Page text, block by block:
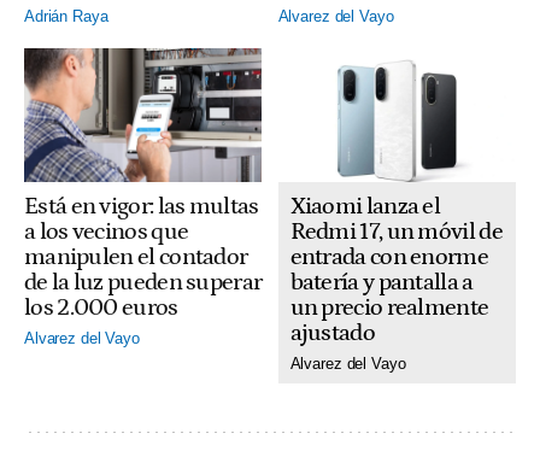
Adrián Raya Alvarez del Vayo
Está en vigor: las multas
a los vecinos que
manipulen el contador
de la luz pueden superar
los 2.000 euros
Alvarez del Vayo
Xiaomi lanza el
Redmi 17, un móvil de
entrada con enorme
batería y pantalla a
un precio realmente
ajustado
Alvarez del Vayo